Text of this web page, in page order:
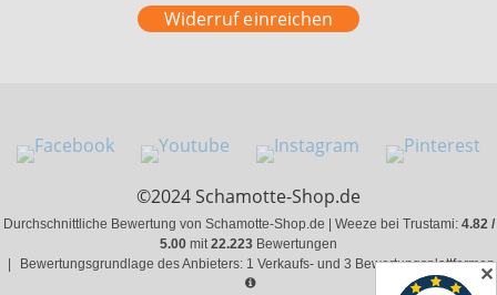
Widerruf einreichen
©2024 Schamotte-Shop.de
Durchschnittliche Bewertung von Schamotte-Shop.de | Weeze bei Trustami: 4.82 /
5.00 mit22.223 Bewertungen
Bewertungsgrundlage des Anbieters: 1 Verkaufs- und 3 Bewertungsplattformen
✕